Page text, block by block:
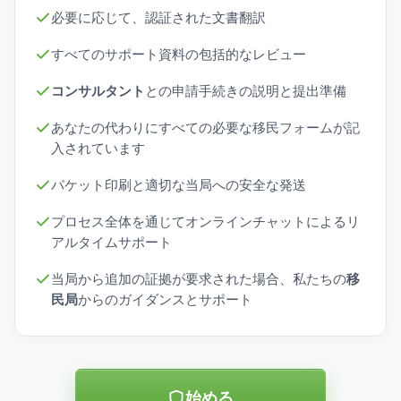
必要に応じて、認証された文書翻訳
すべてのサポート資料の包括的なレビュー
コンサルタント との申請手続きの説明と提出準備
あなたの代わりにすべての必要な移民フォームが記
入されています
パケット印刷と適切な当局への安全な発送
プロセス全体を通じてオンラインチャットによるリ
アルタイムサポート
当局から追加の証拠が要求された場合、私たちの移
民局からのガイダンスとサポート